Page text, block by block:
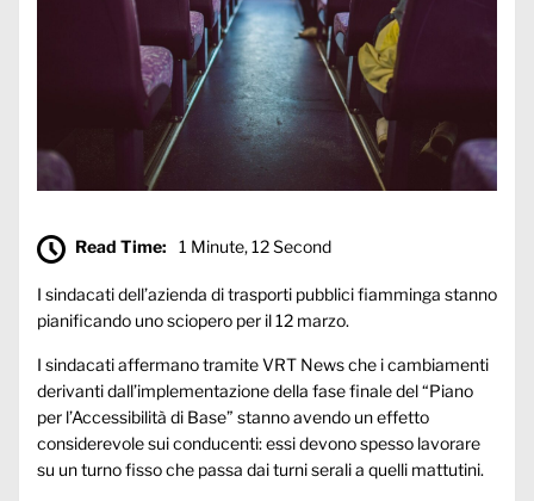
Read Time: 1 Minute, 12 Second
I sindacati dell’azienda di trasporti pubblici fiamminga stanno
pianificando uno sciopero per il 12 marzo.
I sindacati affermano tramiteVRT Newsche i cambiamenti
derivanti dall’implementazione della fase finale del “Piano
per l’Accessibilità di Base” stanno avendo un effetto
considerevole sui conducenti: essi devono spesso lavorare
su un turno fisso che passa dai turni serali a quelli mattutini.